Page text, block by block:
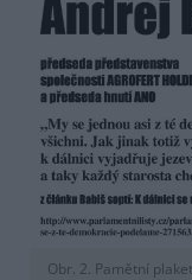
Obr. 2. Pamětní